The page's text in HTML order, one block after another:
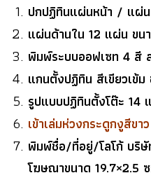
ปกปฏิทินแผ่นหน้า / แผ่
แผ่นด้านใน 12 แผ่น ขน
พิมพ์ระบบออฟเซท 4 สี
แกนตั้งปฏิทิน สีเขียวเข้
รูปแบบปฏิทินตั้งโต๊ะ 14
เข้าเล่มห่วงกระดูกงูสีขาว
พิมพ์ชื่อ/ที่อยู่/โลโก้ บริ
โฆษณาขนาด 19.7×2.5